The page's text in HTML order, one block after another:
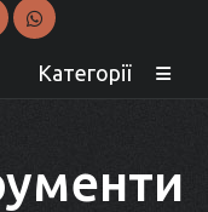
Категорії